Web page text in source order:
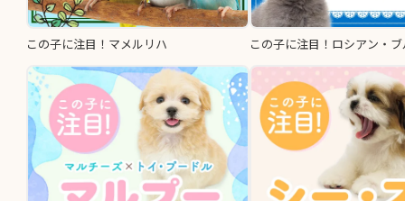
この子に注目！マメルリハ この子に注目！ロシアン・